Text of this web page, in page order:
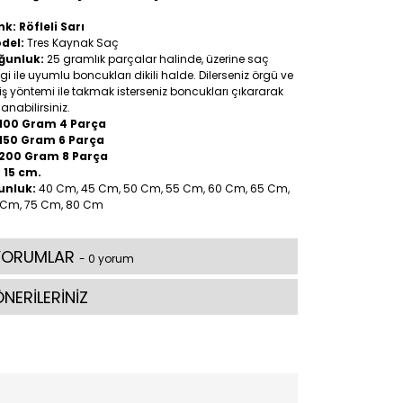
Röfleli Sarı
Tres Kaynak Saç
25 gramlık parçalar halinde, üzerine saç
ile uyumlu boncukları dikili halde. Dilerseniz örgü ve
yöntemi ile takmak isterseniz boncukları çıkararak
Gram 4 Parça
Gram 6 Parça
200 Gram 8 Parça
15 cm.
40 Cm, 45 Cm, 50 Cm, 55 Cm, 60 Cm, 65 Cm,
75 Cm, 80 Cm
- 0 yorum